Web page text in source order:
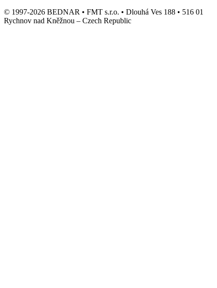
© 1997-2026 BEDNAR • FMT s.r.o. • Dlouhá Ves 188 • 516 01
Rychnov nad Kněžnou – Czech Republic